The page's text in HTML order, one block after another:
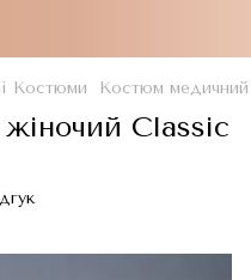
Костюми Костюм
Classic